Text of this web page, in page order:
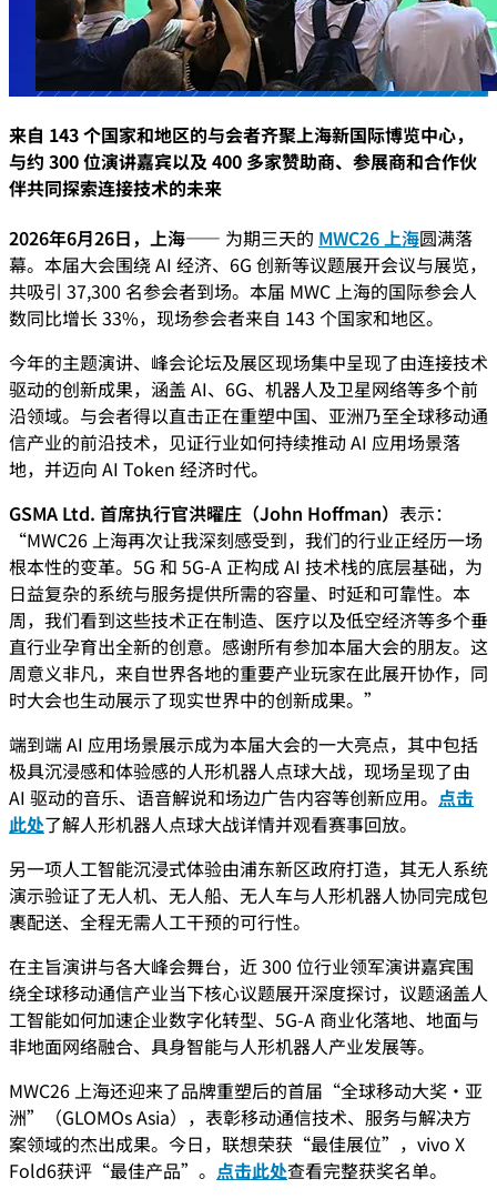
来自 143 个国家和地区的与会者齐聚上海新国际博览中心，
与约 300 位演讲嘉宾以及 400 多家赞助商、参展商和合作伙
伴共同探索连接技术的未来
2026年6月26日，上海—— 为期三天的 MWC26 上海圆满落
幕。本届大会围绕 AI 经济、6G 创新等议题展开会议与展览，
共吸引 37,300 名参会者到场。本届 MWC 上海的国际参会人
数同比增长 33%，现场参会者来自 143 个国家和地区。
今年的主题演讲、峰会论坛及展区现场集中呈现了由连接技术
驱动的创新成果，涵盖 AI、6G、机器人及卫星网络等多个前
沿领域。与会者得以直击正在重塑中国、亚洲乃至全球移动通
信产业的前沿技术，见证行业如何持续推动 AI 应用场景落
地，并迈向 AI Token 经济时代。
GSMA Ltd. 首席执行官洪曜庄（John Hoffman） 表示：
“MWC26 上海再次让我深刻感受到，我们的行业正经历一场
根本性的变革。5G 和 5G-A 正构成 AI 技术栈的底层基础，为
日益复杂的系统与服务提供所需的容量、时延和可靠性。本
周，我们看到这些技术正在制造、医疗以及低空经济等多个垂
直行业孕育出全新的创意。感谢所有参加本届大会的朋友。这
周意义非凡，来自世界各地的重要产业玩家在此展开协作，同
时大会也生动展示了现实世界中的创新成果。”
端到端 AI 应用场景展示成为本届大会的一大亮点，其中包括
极具沉浸感和体验感的人形机器人点球大战，现场呈现了由
AI 驱动的音乐、语音解说和场边广告内容等创新应用。 点击
此处了解人形机器人点球大战详情并观看赛事回放。
另一项人工智能沉浸式体验由浦东新区政府打造，其无人系统
演示验证了无人机、无人船、无人车与人形机器人协同完成包
裹配送、全程无需人工干预的可行性。
在主旨演讲与各大峰会舞台，近 300 位行业领军演讲嘉宾围
绕全球移动通信产业当下核心议题展开深度探讨，议题涵盖人
工智能如何加速企业数字化转型、5G-A 商业化落地、地面与
非地面网络融合、具身智能与人形机器人产业发展等。
MWC26 上海还迎来了品牌重塑后的首届“全球移动大奖·亚
洲”（GLOMOs Asia），表彰移动通信技术、服务与解决方
案领域的杰出成果。今日，联想荣获“最佳展位”，vivo X
Fold6获评“最佳产品”。 点击此处查看完整获奖名单。